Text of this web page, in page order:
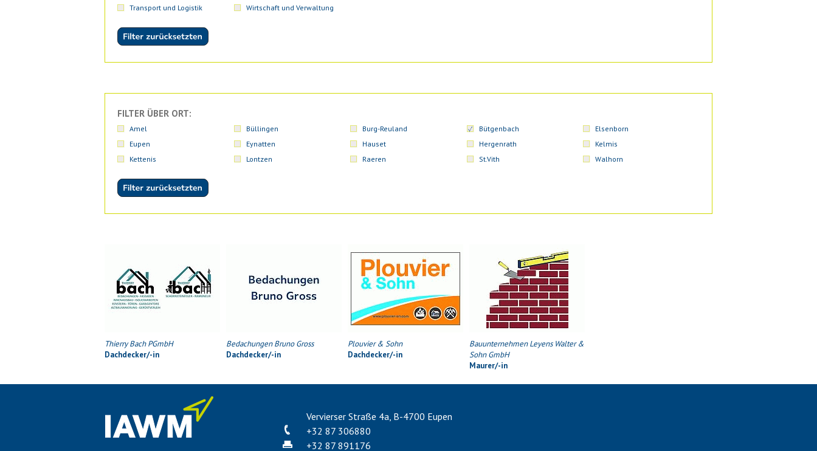
Transport und Logistik
Wirtschaft und Verwaltung
FILTER ÜBER ORT:
Amel Büllingen Burg-Reuland Bütgenbach
Elsenborn
Eupen
Eynatten Hauset Hergenrath
Kelmis
Kettenis
Lontzen Raeren St.Vith Walhorn
Thierry Bach PGmbH
Dachdecker/-in
Bedachungen Bruno Gross
Dachdecker/-in
Plouvier & Sohn
Dachdecker/-in
Bauunternehmen Leyens Walter &
Sohn GmbH
Maurer/-in
Vervierser Straße 4a, B-4700 Eupen
+32 87 306880
+32 87 891176